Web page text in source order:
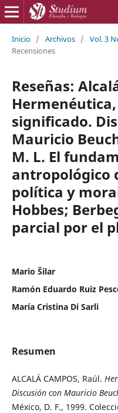
Inicio / Archivos / Vol. 3
Recensiones
Reseñas:
significado.
Mauricio
M. L. El
antropológico
política y
Hobbes;
parcial por el
Mario Šilar
Ramón Eduardo Ruiz
María Cristina Di Sarli
Resumen
ALCALÁ CAMPOS, Raúl.
Discusión con Mauricio
México, D. F., 1999.